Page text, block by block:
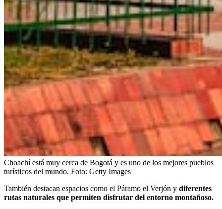
Choachí está muy cerca de Bogotá y es uno de los mejores pueblos
turísticos del mundo. Foto: Getty Images
También destacan espacios como el Páramo el Verjón y diferentes
rutas naturales que permiten disfrutar del entorno montañoso.